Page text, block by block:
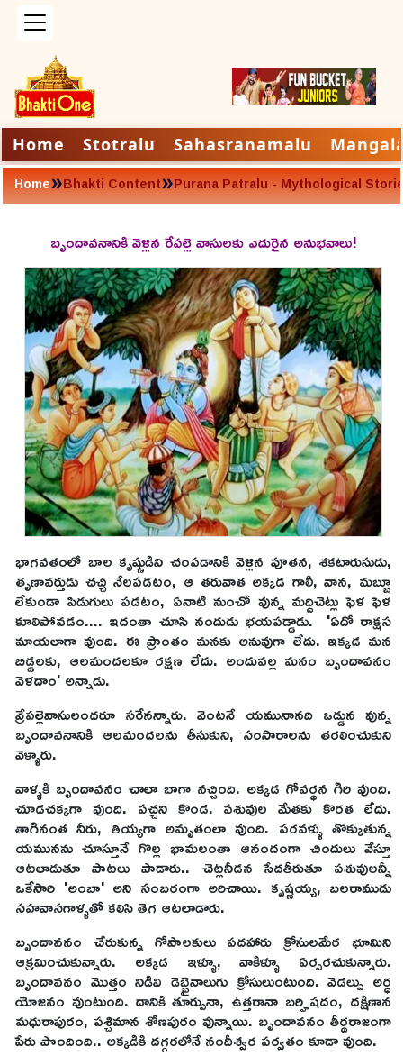
Home Stotralu Sahasranamalu
Home»Bhakti Content»Purana Patralu - Mythological
బృందావనానికి వెళ్లిన రేపల్లె వాసులకు ఎదురైన అనుభవాలు!
భాగవతంలో బాల కృష్ణుడిని చంపడానికి వెళ్లిన పూతన, శకటారుసుడు,
తృణావర్తుడు చచ్చి నేలపడటం, ఆ తరువాత అక్కడ గాలీ, వాన, మబ్బూ
లేకుండా పిడుగులు పడటం, ఏనాటి నుంచో వున్న మద్దిచెట్లు ఫెళ ఫెళ
కూలిపోవడం.... ఇదంతా చూసి నందుడు భయపడ్డాడు. 'ఏదో రాక్షస
మాయలాగా వుంది. ఈ ప్రాంతం మనకు అనువుగా లేదు. ఇక్కడ మన
బిడ్డలకు, ఆలమందలకూ రక్షణ లేదు. అందువల్ల మనం బృందావనం
వెళదాం' అన్నాడు.
వ్రేపల్లెవాసులందరూ సరేనన్నారు. వెంటనే యమునానది ఒడ్డున వున్న
బృందావనానికి ఆలమందలను తీసుకుని, సంసారాలను తరలించుకుని
వెళ్ళారు.
వాళ్ళకి బృందావనం చాలా బాగా నచ్చింది. అక్కడ గోవర్ధన గిరి వుంది.
చూడచక్కగా వుంది. పచ్చని కొండ. పశువుల మేతకు కొరత లేదు.
తాగినంత నీరు, తియ్యగా అమృతంలా వుంది. పరవళ్ళు తొక్కుతున్న
యమునను చూస్తూనే గొల్ల భామలంతా ఆనందంగా చిందులు వేస్తూ
ఆటలాడుతూ పాటలు పాడారు.. చెట్లనీడన సేదతీరుతూ పశువులన్నీ
ఒకేసారి 'అంబా' అని సంబరంగా అరిచాయి. కృష్ణయ్య, బలరాముడు
సహవాసగాళ్ళతో కలిసి తెగ ఆటలాడారు.
బృందావనం చేరుకున్న గోపాలకులు పదహారు క్రోసులమేర భూమిని
ఆక్రమించుకున్నారు. అక్కడ ఇళ్ళూ, వాకిళ్ళూ ఏర్పరచుకున్నారు.
బృందావనం మొత్తం నిడివి డెబ్బైనాలుగు క్రోసులుంటుంది. వెడల్పు అర్ధ
యోజనం వుంటుంది. దానికి తూర్పునా, ఉత్తరానా బర్హిషదం, దక్షిణాన
మధురాపురం, పశ్చిమాన శోణపురం వున్నాయి. బృందావనం తీర్థరాజంగా
పేరు పొందింది.. అక్కడికి దగ్గరలోనే నందీశ్వర పర్వతం కూడా వుంది.